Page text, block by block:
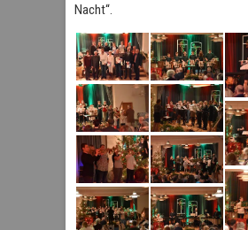
Nacht“.